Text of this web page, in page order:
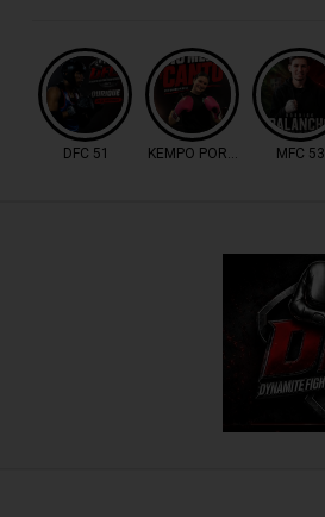
DFC 51 KEMPO PORTUGAL MFC 53